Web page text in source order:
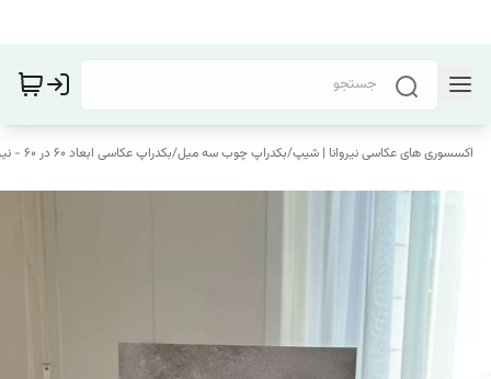
اکسسوری های عکاسی نیروانا | شیپ/بکدراپ چوب سه میل/بکدراپ عکاسی ابعاد 60 در 60 - نیروانا